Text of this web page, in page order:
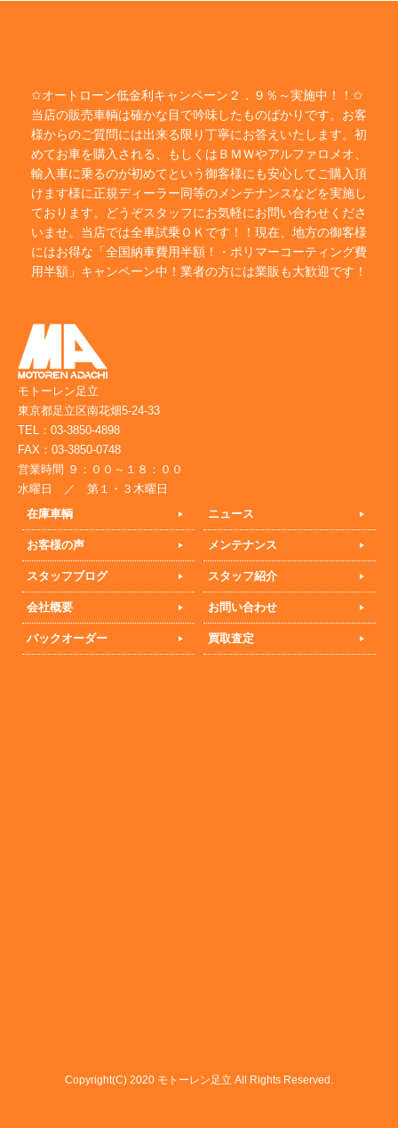
✩オートローン低金利キャンペーン２．９％～実施中！！✩
当店の販売車輌は確かな目で吟味したものばかりです。お客
様からのご質問には出来る限り丁寧にお答えいたします。初
めてお車を購入される、もしくはＢＭＷやアルファロメオ、
輸入車に乗るのが初めてという御客様にも安心してご購入頂
けます様に正規ディーラー同等のメンテナンスなどを実施し
ております。どうぞスタッフにお気軽にお問い合わせくださ
いませ。当店では全車試乗ＯＫです！！現在、地方の御客様
にはお得な「全国納車費用半額！・ポリマーコーティング費
用半額」キャンペーン中！業者の方には業販も大歓迎です！
モトーレン足立
東京都足立区南花畑5-24-33
TEL：03-3850-4898
FAX：03-3850-0748
営業時間 ９：００～１８：００
水曜日 ／ 第１・３木曜日
在庫車輌
ニュース
お客様の声 メンテナンス
スタッフブログ スタッフ紹介
会社概要 お問い合わせ
バックオーダー 買取査定
Copyright(C) 2020 モトーレン足立 All Rights Reserved.